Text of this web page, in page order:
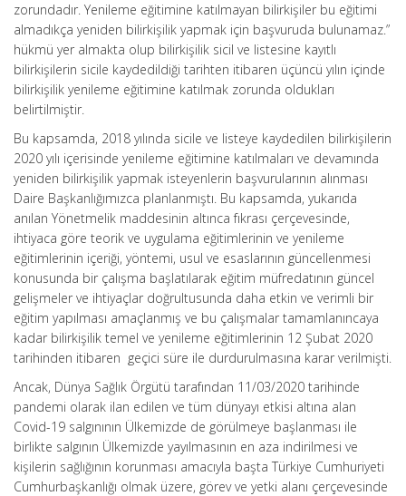
zorundadır. Yenileme eğitimine katılmayan bilirkişiler bu eğitimi
almadıkça yeniden bilirkişilik yapmak için başvuruda bulunamaz.”
hükmü yer almakta olup bilirkişilik sicil ve listesine kayıtlı
bilirkişilerin sicile kaydedildiği tarihten itibaren üçüncü yılın içinde
bilirkişilik yenileme eğitimine katılmak zorunda oldukları
belirtilmiştir.
Bu kapsamda, 2018 yılında sicile ve listeye kaydedilen bilirkişilerin
2020 yılı içerisinde yenileme eğitimine katılmaları ve devamında
yeniden bilirkişilik yapmak isteyenlerin başvurularının alınması
Daire Başkanlığımızca planlanmıştı. Bu kapsamda, yukarıda
anılan Yönetmelik maddesinin altınca fıkrası çerçevesinde,
ihtiyaca göre teorik ve uygulama eğitimlerinin ve yenileme
eğitimlerinin içeriği, yöntemi, usul ve esaslarının güncellenmesi
konusunda bir çalışma başlatılarak eğitim müfredatının güncel
gelişmeler ve ihtiyaçlar doğrultusunda daha etkin ve verimli bir
eğitim yapılması amaçlanmış ve bu çalışmalar tamamlanıncaya
kadar bilirkişilik temel ve yenileme eğitimlerinin 12 Şubat 2020
tarihinden itibaren geçici süre ile durdurulmasına karar verilmişti.
Ancak, Dünya Sağlık Örgütü tarafından 11/03/2020 tarihinde
pandemi olarak ilan edilen ve tüm dünyayı etkisi altına alan
Covid-19 salgınının Ülkemizde de görülmeye başlanması ile
birlikte salgının Ülkemizde yayılmasının en aza indirilmesi ve
kişilerin sağlığının korunması amacıyla başta Türkiye Cumhuriyeti
Cumhurbaşkanlığı olmak üzere, görev ve yetki alanı çerçevesinde